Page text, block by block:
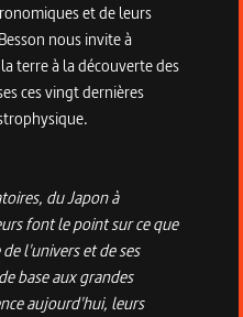
et de leurs
nous invite à
terre à la découverte des
ces vingt dernières
du Japon à
font le point sur ce que
l'univers et de ses
base aux grandes
aujourd'hui, leurs